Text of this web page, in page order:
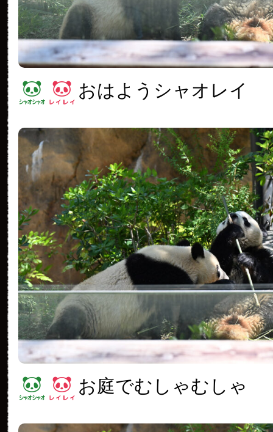
おはようシャオレイ
お庭でむしゃむしゃ